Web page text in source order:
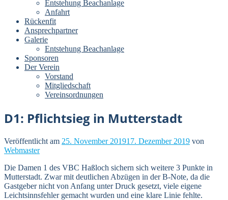
Entstehung Beachanlage
Anfahrt
Rückenfit
Ansprechpartner
Galerie
Entstehung Beachanlage
Sponsoren
Der Verein
Vorstand
Mitgliedschaft
Vereinsordnungen
D1: Pflichtsieg in Mutterstadt
Veröffentlicht am 25. November 201917. Dezember 2019 von
Webmaster
Die Damen 1 des VBC Haßloch sichern sich weitere 3 Punkte in
Mutterstadt. Zwar mit deutlichen Abzügen in der B-Note, da die
Gastgeber nicht von Anfang unter Druck gesetzt, viele eigene
Leichtsinnsfehler gemacht wurden und eine klare Linie fehlte.